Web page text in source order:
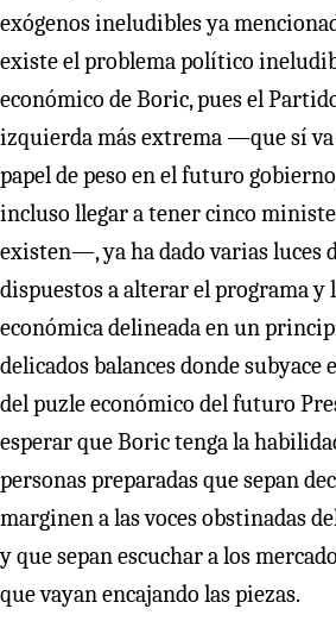
exógenos ineludibles ya
existe el problema político
económico de Boric, pues el
izquierda más extrema —que sí
papel de peso en el futuro
incluso llegar a tener cinco
existen—, ya ha dado varias luces
dispuestos a alterar el programa y
económica delineada en un
delicados balances donde
del puzle económico del futuro
esperar que Boric tenga la
personas preparadas que sepan
marginen a las voces obstinadas
y que sepan escuchar a los
que vayan encajando las piezas.